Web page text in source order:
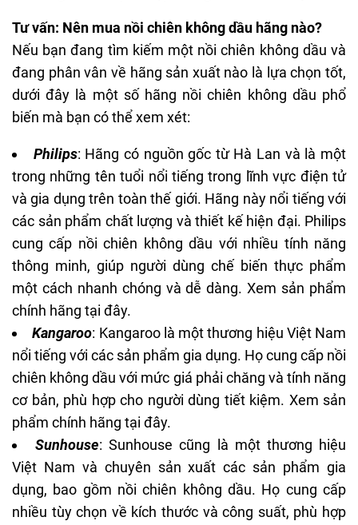
Tư vấn: Nên mua nồi chiên không dầu hãng nào?
Nếu bạn đang tìm kiếm một nồi chiên không dầu và
đang phân vân về hãng sản xuất nào là lựa chọn tốt,
dưới đây là một số hãng nồi chiên không dầu phổ
biến mà bạn có thể xem xét:
Philips: Hãng có nguồn gốc từ Hà Lan và là một
trong những tên tuổi nổi tiếng trong lĩnh vực điện tử
và gia dụng trên toàn thế giới. Hãng này nổi tiếng với
các sản phẩm chất lượng và thiết kế hiện đại. Philips
cung cấp nồi chiên không dầu với nhiều tính năng
thông minh, giúp người dùng chế biến thực phẩm
một cách nhanh chóng và dễ dàng. Xem sản phẩm
chính hãng tại đây.
Kangaroo: Kangaroo là một thương hiệu Việt Nam
nổi tiếng với các sản phẩm gia dụng. Họ cung cấp nồi
chiên không dầu với mức giá phải chăng và tính năng
cơ bản, phù hợp cho người dùng tiết kiệm. Xem sản
phẩm chính hãng tại đây.
Sunhouse: Sunhouse cũng là một thương hiệu
Việt Nam và chuyên sản xuất các sản phẩm gia
dụng, bao gồm nồi chiên không dầu. Họ cung cấp
nhiều tùy chọn về kích thước và công suất, phù hợp